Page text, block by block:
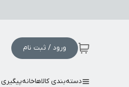
ورود / ثبت نام
دسته‌بندی کالاهاخانه